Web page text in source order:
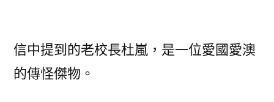
信中提到的老校長杜嵐，是一位愛國愛澳
的傳怪傑物。